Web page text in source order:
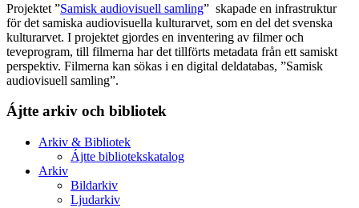
Projektet ”Samisk audiovisuell samling” skapade en infrastruktur
för det samiska audiovisuella kulturarvet, som en del det svenska
kulturarvet. I projektet gjordes en inventering av filmer och
teveprogram, till filmerna har det tillförts metadata från ett samiskt
perspektiv. Filmerna kan sökas i en digital deldatabas, ”Samisk
audiovisuell samling”.
Ájtte arkiv och bibliotek
Arkiv & Bibliotek
Ájtte bibliotekskatalog
Arkiv
Bildarkiv
Ljudarkiv